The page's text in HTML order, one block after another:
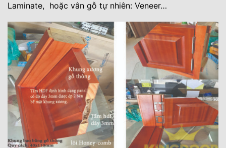
Laminate, hoặc vân gỗ tự nhiên: Veneer…